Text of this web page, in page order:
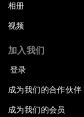
相册
视频
加入我们
登录
成为我们的合作伙伴
成为我们的会员